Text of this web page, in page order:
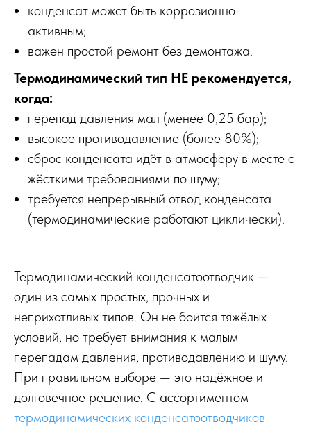
конденсат может быть коррозионно-
активным;
важен простой ремонт без демонтажа.
Термодинамический тип НЕ рекомендуется,
когда:
перепад давления мал (менее 0,25 бар);
высокое противодавление (более 80%);
сброс конденсата идёт в атмосферу в месте с
жёсткими требованиями по шуму;
требуется непрерывный отвод конденсата
(термодинамические работают циклически).
Термодинамический конденсатоотводчик —
один из самых простых, прочных и
неприхотливых типов. Он не боится тяжёлых
условий, но требует внимания к малым
перепадам давления, противодавлению и шуму.
При правильном выборе — это надёжное и
долговечное решение. С ассортиментом
термодинамических конденсатоотводчиков